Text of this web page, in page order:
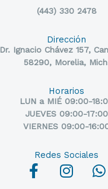
(443) 330 2478
Dirección
Dr. Ignacio Chávez 157,
58290, Morelia,
Horarios
LUN a MIÉ 09:00-
JUEVES 09:00-17:00
VIERNES 09:00-
Redes Sociales
F
a
I
n
W
h